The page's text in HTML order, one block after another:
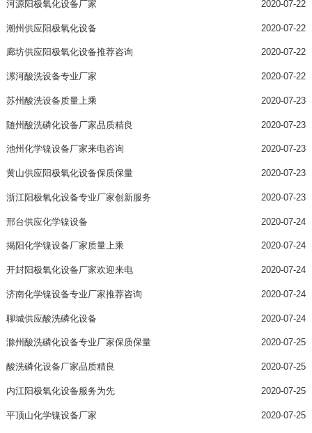
河源阳极氧化设备厂家 2020-07-22
潮州供应阳极氧化设备 2020-07-22
廊坊供应阳极氧化设备推荐咨询 2020-07-22
漯河酸洗设备专业厂家 2020-07-22
苏州酸洗设备质量上乘 2020-07-23
随州酸洗磷化设备厂家品质精良 2020-07-23
池州化学镍设备厂家来电咨询 2020-07-23
黄山供应阳极氧化设备保质保量 2020-07-23
浙江阳极氧化设备专业厂家创新服务 2020-07-23
邢台供应化学镍设备 2020-07-24
揭阳化学镍设备厂家质量上乘 2020-07-24
开封阳极氧化设备厂家欢迎来电 2020-07-24
济南化学镍设备专业厂家推荐咨询 2020-07-24
聊城供应酸洗磷化设备 2020-07-24
滁州酸洗磷化设备专业厂家保质保量 2020-07-25
酸洗磷化设备厂家品质精良 2020-07-25
内江阳极氧化设备服务为先 2020-07-25
平顶山化学镍设备厂家 2020-07-25